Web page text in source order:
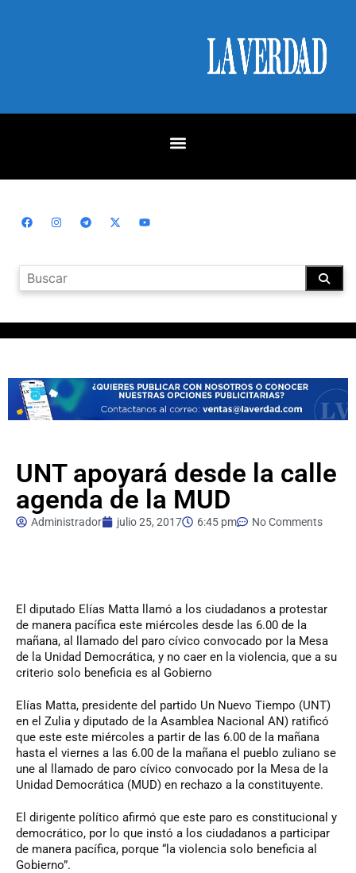
UNT apoyará desde la calle
agenda de la MUD
Administrador julio 25, 2017 6:45 pm No Comments
El diputado Elías Matta llamó a los ciudadanos a protestar
de manera pacífica este miércoles desde las 6.00 de la
mañana, al llamado del paro cívico convocado por la Mesa
de la Unidad Democrática, y no caer en la violencia, que a su
criterio solo beneficia es al Gobierno
Elías Matta, presidente del partido Un Nuevo Tiempo (UNT)
en el Zulia y diputado de la Asamblea Nacional AN) ratificó
que este este miércoles a partir de las 6.00 de la mañana
hasta el viernes a las 6.00 de la mañana el pueblo zuliano se
une al llamado de paro cívico convocado por la Mesa de la
Unidad Democrática (MUD) en rechazo a la constituyente.
El dirigente político afirmó que este paro es constitucional y
democrático, por lo que instó a los ciudadanos a participar
de manera pacífica, porque “la violencia solo beneficia al
Gobierno”.